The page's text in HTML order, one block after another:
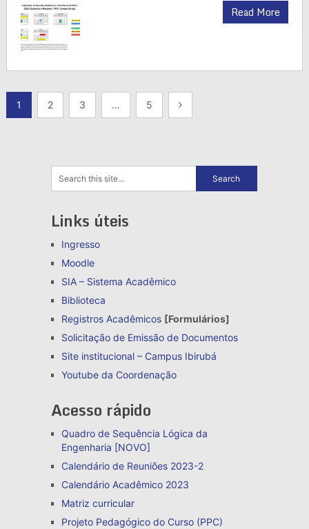
Read More
Paginação
1 2 3 … 5
Links úteis
Ingresso
Moodle
SIA – Sistema Acadêmico
Biblioteca
Registros Acadêmicos [Formulários]
Solicitação de Emissão de Documentos
Site institucional – Campus Ibirubá
Youtube da Coordenação
Acesso rápido
Quadro de Sequência Lógica da
Engenharia [NOVO]
Calendário de Reuniões 2023-2
Calendário Acadêmico 2023
Matriz curricular
Projeto Pedagógico do Curso (PPC)